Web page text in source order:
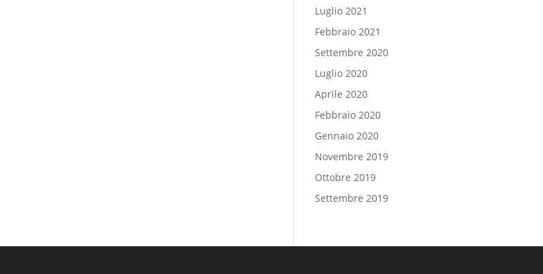
Luglio 2021
Febbraio 2021
Settembre 2020
Luglio 2020
Aprile 2020
Febbraio 2020
Gennaio 2020
Novembre 2019
Ottobre 2019
Settembre 2019